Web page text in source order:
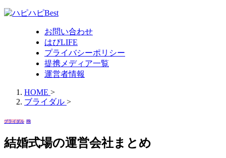
お問い合わせ
はぴLIFE
プライバシーポリシー
提携メディア一覧
運営者情報
HOME >
ブライダル >
ブライダル PR
結婚式場の運営会社まとめ